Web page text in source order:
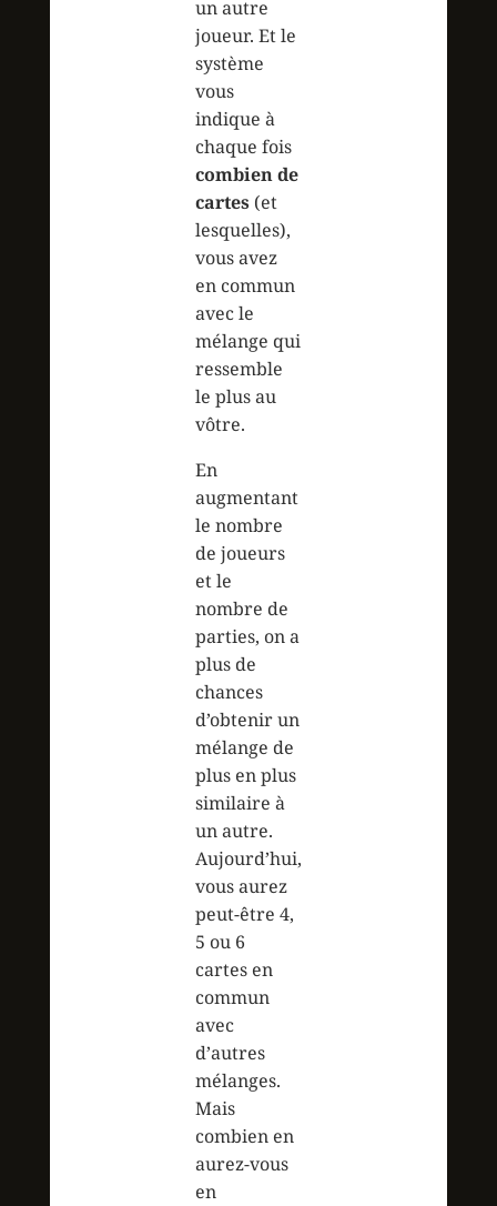
un autre
joueur. Et le
système
vous
indique à
chaque fois
combien de
cartes (et
lesquelles),
vous avez
en commun
avec le
mélange qui
ressemble
le plus au
vôtre.
En
augmentant
le nombre
de joueurs
et le
nombre de
parties, on a
plus de
chances
d’obtenir un
mélange de
plus en plus
similaire à
un autre.
Aujourd’hui,
vous aurez
peut-être 4,
5 ou 6
cartes en
commun
avec
d’autres
mélanges.
Mais
combien en
aurez-vous
en